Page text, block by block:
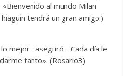
al mundo Milan
tendrá un gran amigo:)
mejor –aseguró–. Cada día le
tanto». (Rosario3)